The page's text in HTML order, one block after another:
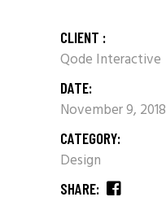
CLIENT :
Qode Interactive
DATE:
November 9, 2018
CATEGORY:
Design
SHARE: